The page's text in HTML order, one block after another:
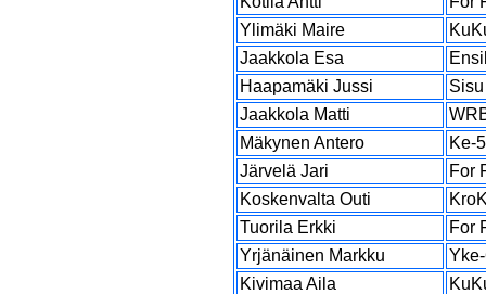
Ylimäki Maire
Jaakkola Esa
Haapamäki Jussi
Sisu
Jaakkola Matti
Mäkynen Antero
Ke-
Järvelä Jari
For
Koskenvalta Outi
Tuorila Erkki
For
Yrjänäinen Markku
Kivimaa Aila